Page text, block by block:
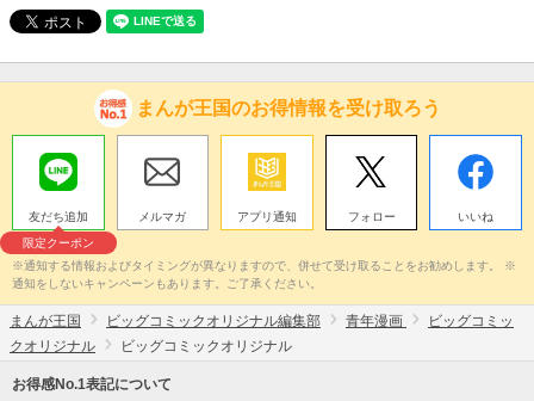
まんが王国のお得情報を受け取ろう
友だち追加
限定クーポン
メルマガ アプリ通知 フォロー いいね
※通知する情報およびタイミングが異なりますので、併せて受け取ることをお勧めします。 ※
通知をしないキャンペーンもあります。ご了承ください。
まんが王国 ビッグコミックオリジナル編集部 青年漫画
ビッグコミッ
クオリジナル
ビッグコミックオリジナル
お得感No.1表記について